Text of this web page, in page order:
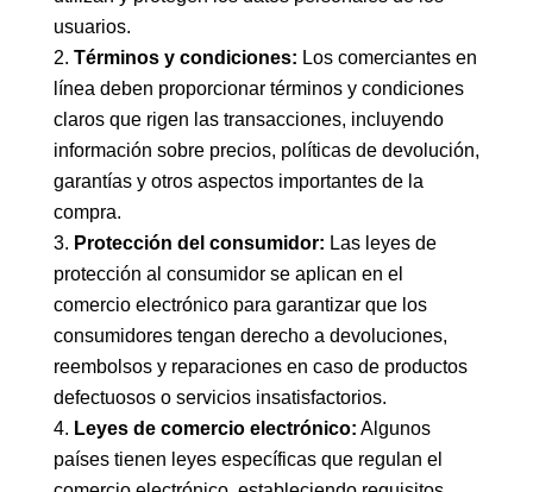
usuarios.
Términos y condiciones: Los comerciantes en
línea deben proporcionar términos y condiciones
claros que rigen las transacciones, incluyendo
información sobre precios, políticas de devolución,
garantías y otros aspectos importantes de la
compra.
Protección del consumidor: Las leyes de
protección al consumidor se aplican en el
comercio electrónico para garantizar que los
consumidores tengan derecho a devoluciones,
reembolsos y reparaciones en caso de productos
defectuosos o servicios insatisfactorios.
Leyes de comercio electrónico: Algunos
países tienen leyes específicas que regulan el